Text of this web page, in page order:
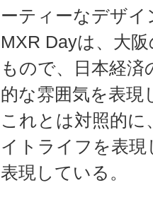
ーティーなデザ
MXR Dayは、大
もので、日本経
的な雰囲気を表現
これとは対照的
イトライフを表
表現している。